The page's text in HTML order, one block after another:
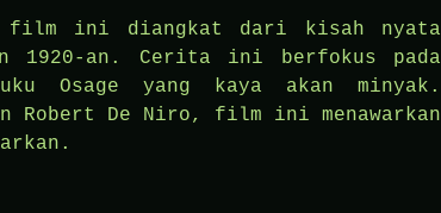
film ini diangkat dari kisah nyata
1920-an. Cerita ini berfokus pada
Osage yang kaya akan minyak.
Robert De Niro, film ini menawarkan